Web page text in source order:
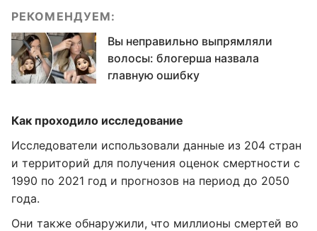
РЕКОМЕНДУЕМ:
Вы неправильно выпрямляли
волосы: блогерша назвала
главную ошибку
Как проходило исследование
Исследователи использовали данные из 204 стран
и территорий для получения оценок смертности с
1990 по 2021 год и прогнозов на период до 2050
года.
Они также обнаружили, что миллионы смертей во